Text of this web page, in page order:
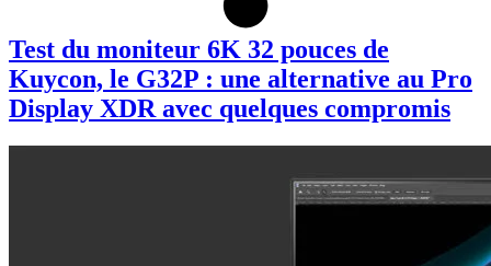
Test du moniteur 6K 32 pouces de
Kuycon, le G32P : une alternative au Pro
Display XDR avec quelques compromis